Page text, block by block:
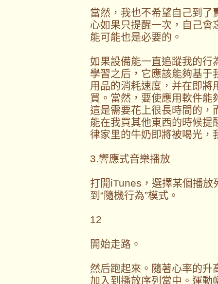
當然，我也不希望自己到了
心如果只提醒一次，自己會
能可能也是必要的。
如果設備能一直追蹤我的行
學習之后，它應該能夠基于
用品的消耗速度，并在即將
買。當然，要使應用軟件能
這是需要花上很長時間的，
能在我買其他東西的時候提
律家里的牛奶即將被喝光，
3.響應式音樂播放
打開iTunes，選擇某個播
到“隨機行為”模式。
12
開始走路。
然后跑起來。隨著心率的升
加入到播放序列當中。運動